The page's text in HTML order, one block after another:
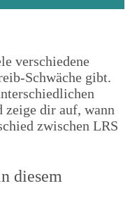
verschiedene
Schwäche gibt.
dir auf, wann
zwischen LRS
diesem